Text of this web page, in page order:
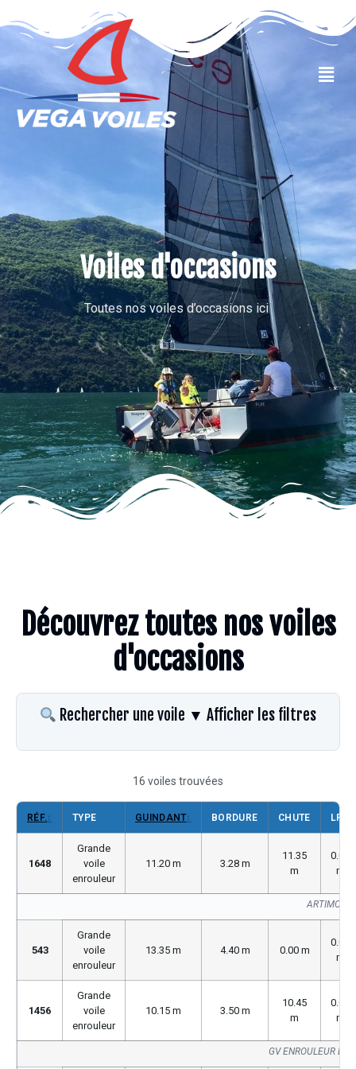
VOILES OCCASIONS
Voiles d'occasions
Toutes nos voiles d’occasions ici
Découvrez toutes nos voiles
d'occasions
Rechercher une voile ▼ Afficher les filtres
16 voiles trouvées
RÉF.↕ TYPE GUINDANT↕ BORDURE CHUTE LP
1648
Grande
voile
enrouleur
11.20 m 3.28 m
11.35
m
0.00
m
ARTIMON
543
Grande
voile
enrouleur
13.35 m 4.40 m 0.00 m
0.00
m
1456
Grande
voile
enrouleur
10.15 m 3.50 m
10.45
m
0.00
m
GV ENROULEUR